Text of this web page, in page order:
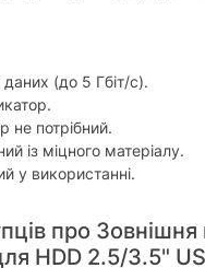
(до 5 Гбіт/с).
не потрібний.
із міцного матеріалу.
у використанні.
про
HDD 2.5/3.5"